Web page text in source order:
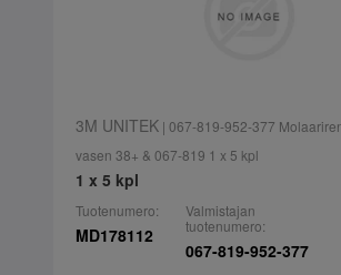
3M UNITEK| 067-819-952-377
vasen 38+ & 067-819 1 x 5 kpl
1 x 5 kpl
Tuotenumero:
MD178112
Valmistajan
tuotenumero:
067-819-952-377